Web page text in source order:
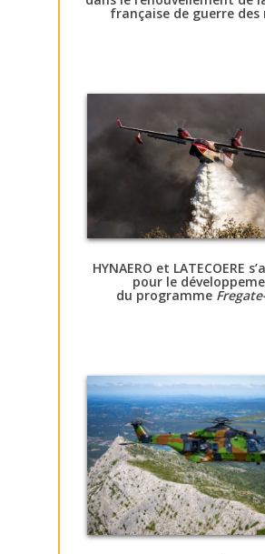
française de guerre des
HYNAERO et LATECOERE
pour le
du programme